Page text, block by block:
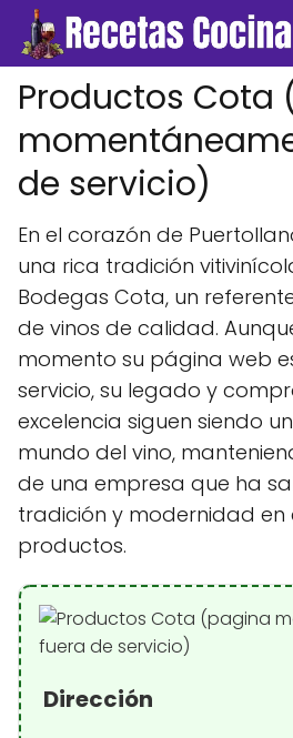
Productos Cota
de servicio)
En el corazón de
una rica tradición
Bodegas Cota, un
de vinos de calidad.
momento su página web
servicio, su legado y
excelencia siguen siendo
mundo del vino,
de una empresa que ha
tradición y modernidad en
productos.
Dirección